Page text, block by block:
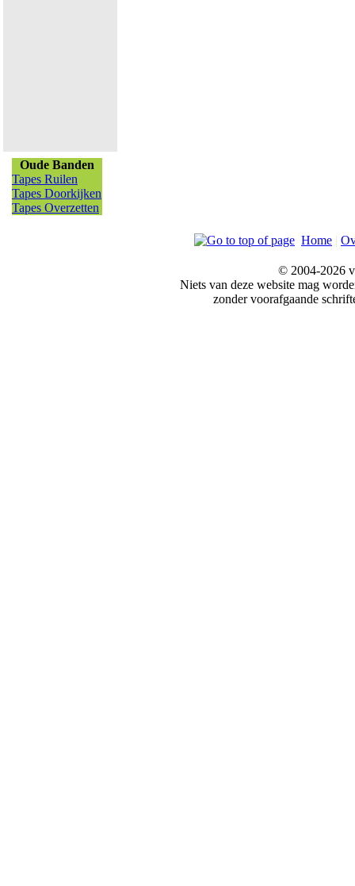
Oude Banden
Tapes Ruilen
Tapes Doorkijken
Tapes Overzetten
Home |
© 2004-2026
Niets van deze website mag
zonder voorafgaande